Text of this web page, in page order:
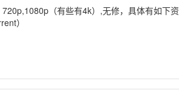
（有些有4k）,无修，具体有如下资
）